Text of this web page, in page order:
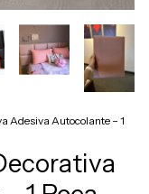
Adesiva Autocolante – 1